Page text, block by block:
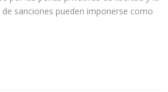
sanciones pueden imponerse como